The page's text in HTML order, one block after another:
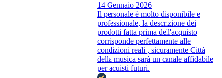
14 Gennaio 2026
Il personale è molto disponibile e
professionale, la descrizione dei
prodotti fatta prima dell'acquisto
corrisponde perfettamente alle
condizioni reali , sicuramente Città
della musica sarà un canale affidabile
per acuisti futuri.